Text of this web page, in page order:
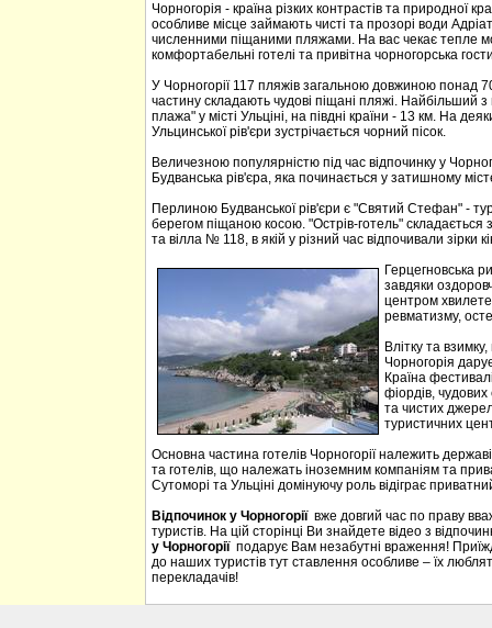
Чорногорія - країна різких контрастів та природної
особливе місце займають чисті та прозорі води
численними піщаними пляжами. На вас чекає тепле
комфортабельні готелі та привітна чорногорська
У Чорногорії 117 пляжів загальною довжиною понад
частину складають чудові піщані пляжі. Найбільший
плажа" у місті Ульціні, на півдні країни - 13 км. На
Ульцинської рів'єри зустрічається чорний пісок.
Величезною популярністю під час відпочинку у
Будванська рів'єра, яка починається у затишному
Перлиною Будванської рів'єри є "Святий Стефан" -
берегом піщаною косою. "Острів-готель"
та вілла № 118, в якій у різний час відпочивали зірки
Герцегновська
завдяки
центром
ревматизму,
Влітку та
Чорногорія
Країна
фіордів, чудових
та чистих
туристичних
Основна частина готелів Чорногорії належить
та готелів, що належать іноземним компаніям та
Сутоморі та Ульціні домінуючу роль відіграє
Відпочинок у Чорногорії вже довгий час по праву
туристів. На цій сторінці Ви знайдете відео з
у Чорногоріїподарує Вам незабутні враження!
до наших туристів тут ставлення особливе – їх
перекладачів!